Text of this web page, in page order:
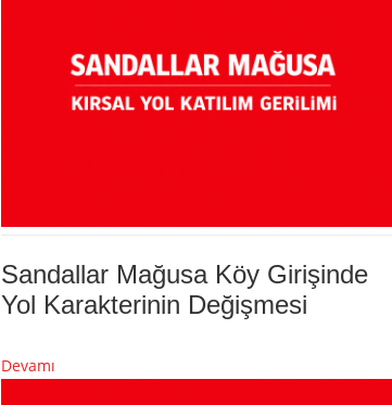
Sandallar Mağusa Köy Girişinde
Yol Karakterinin Değişmesi
Devamı